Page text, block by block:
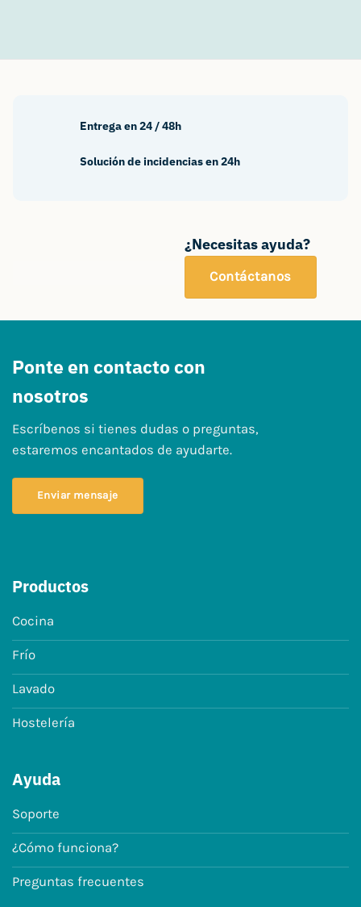
¿Necesitas ayuda?
Contáctanos
Entrega en 24 / 48h
Solución de incidencias en 24h
Ponte en contacto con
nosotros
Escríbenos si tienes dudas o preguntas,
estaremos encantados de ayudarte.
Enviar mensaje
Productos
Cocina
Frío
Lavado
Hostelería
Ayuda
Soporte
¿Cómo funciona?
Preguntas frecuentes